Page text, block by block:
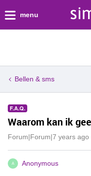
menu
Bellen & sms
F.A.Q.
Waarom kan ik
Forum|Forum|7 years ago
A Anonymous